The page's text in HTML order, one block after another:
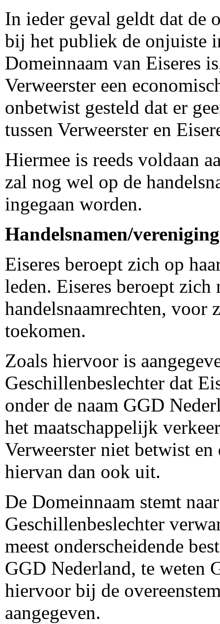
In ieder geval geldt dat de
bij het publiek de onjuiste
Domeinnaam van Eiseres
Verweerster een
onbetwist gesteld dat er
tussen Verweerster en
Hiermee is reeds voldaan
zal nog wel op de
ingegaan worden.
Handelsnamen/
Eiseres beroept zich op
leden. Eiseres beroept
handelsnaamrechten, voor
toekomen.
Zoals hiervoor is
Geschillenbeslechter dat
onder de naam GGD
het maatschappelijk
Verweerster niet betwist
hiervan dan ook uit.
De Domeinnaam stemt
Geschillenbeslechter
meest onderscheidende
GGD Nederland, te weten
hiervoor bij de
aangegeven.